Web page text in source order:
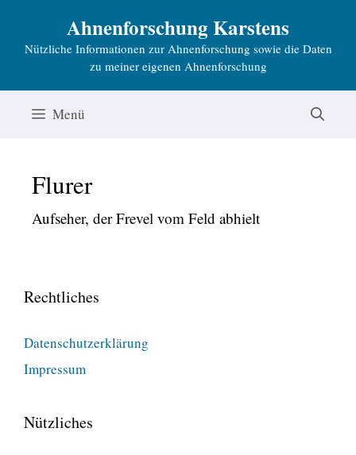
springen
Ahnenforschung Karstens
Nützliche Informationen zur Ahnenforschung sowie die Daten
zu meiner eigenen Ahnenforschung
Menü
Flurer
Aufseher, der Frevel vom Feld abhielt
Rechtliches
Datenschutzerklärung
Impressum
Nützliches